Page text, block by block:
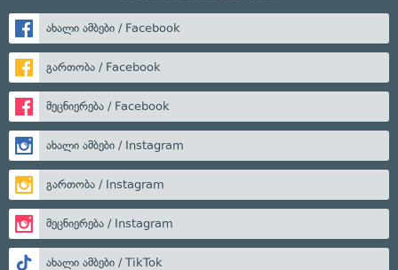
ახალი ამბები / Facebook
გართობა / Facebook
მეცნიერება / Facebook
ახალი ამბები / Instagram
გართობა / Instagram
მეცნიერება / Instagram
ახალი ამბები / TikTok